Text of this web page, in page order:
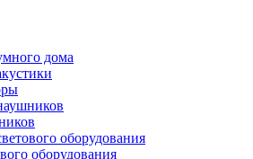
дома
оборудования
оборудования